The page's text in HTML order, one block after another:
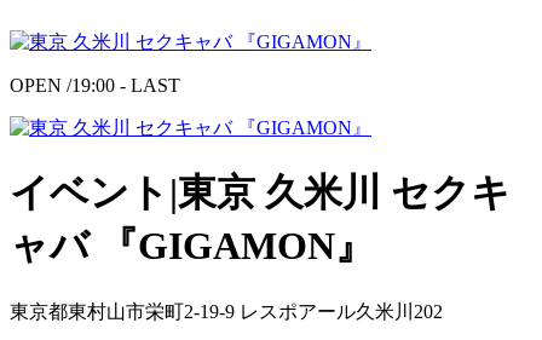
OPEN /19:00 - LAST
イベント|東京 久米川 セクキ
ャバ 『GIGAMON』
東京都東村山市栄町2-19-9 レスポアール久米川202